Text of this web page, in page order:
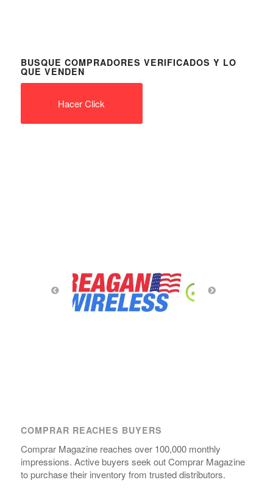
BUSQUE COMPRADORES VERIFICADOS Y LO
QUE VENDEN
Hacer Click
COMPRAR REACHES BUYERS
Comprar Magazine reaches over 100,000 monthly
impressions. Active buyers seek out Comprar Magazine
to purchase their inventory from trusted distributors.